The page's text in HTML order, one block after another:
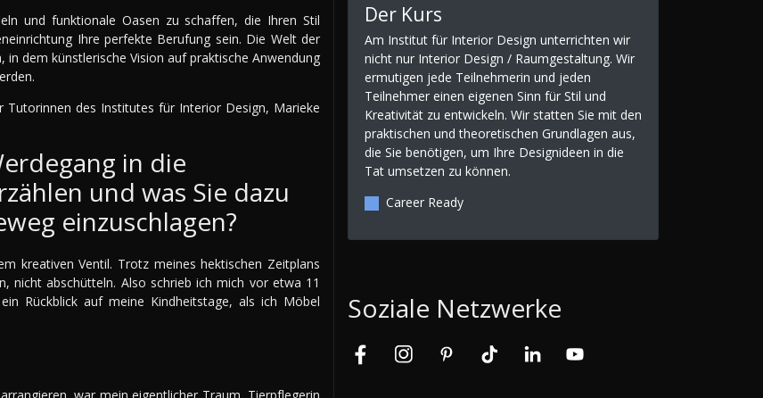
und funktionale Oasen zu schaffen, die Ihren Stil
Ihre perfekte Berufung sein. Die Welt der
dem künstlerische Vision auf praktische Anwendung
des Institutes für Interior Design, Marieke
in die
und was Sie dazu
einzuschlagen?
kreativen Ventil. Trotz meines hektischen Zeitplans
nicht abschütteln. Also schrieb ich mich vor etwa 11
Rückblick auf meine Kindheitstage, als ich Möbel
Der Kurs
Am Institut für Interior Design unterrichten wir
nicht nur Interior Design / Raumgestaltung. Wir
ermutigen jede Teilnehmerin und jeden
Teilnehmer einen eigenen Sinn für Stil und
Kreativität zu entwickeln. Wir statten Sie mit den
praktischen und theoretischen Grundlagen aus,
die Sie benötigen, um Ihre Designideen in die
Tat umsetzen zu können.
Career Ready
Soziale Netzwerke